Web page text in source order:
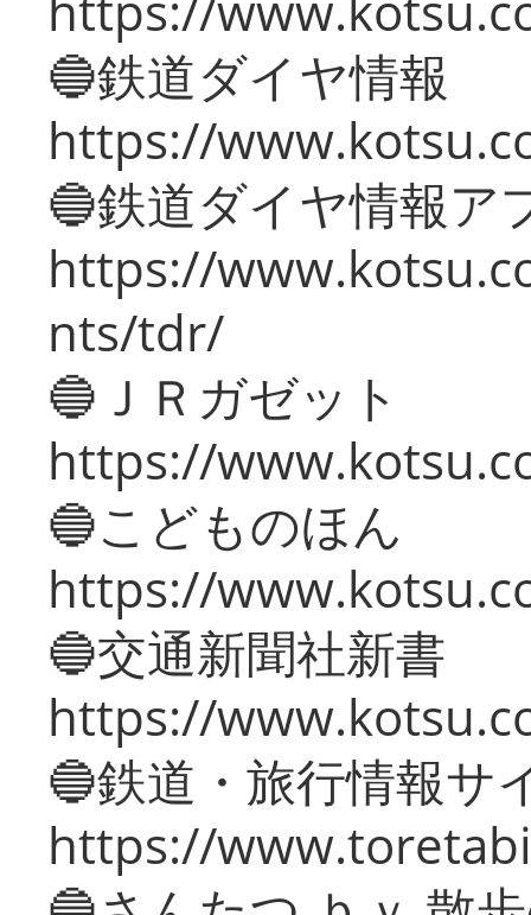
🔵鉄道ダイヤ情報
https://
🔵鉄道ダイヤ情報ア
https://
nts/tdr/
🔵ＪＲガゼット
https://
🔵こどものほん
https://
🔵交通新聞社新書
https://
🔵鉄道・旅行情報サ
https://